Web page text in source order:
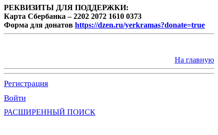
РЕКВИЗИТЫ ДЛЯ ПОДДЕРЖКИ:
Карта Сбербанка – 2202 2072 1610 0373
Форма для донатов https://dzen.ru/yerkramas?donate=true
На главную
Регистрация
Войти
РАСШИРЕННЫЙ ПОИСК